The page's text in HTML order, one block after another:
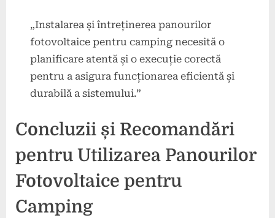
„Instalarea și întreținerea panourilor
fotovoltaice pentru camping necesită o
planificare atentă și o execuție corectă
pentru a asigura funcționarea eficientă și
durabilă a sistemului.”
Concluzii și Recomandări
pentru Utilizarea Panourilor
Fotovoltaice pentru
Camping